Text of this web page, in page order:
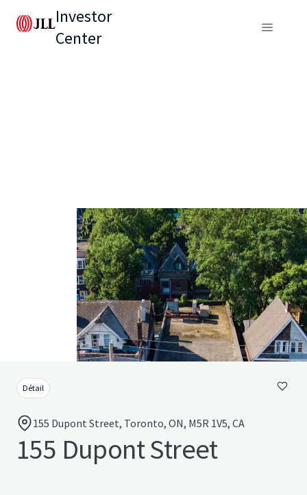
Investor
Center
Détail
155 Dupont Street, Toronto, ON, M5R 1V5, CA
155 Dupont Street